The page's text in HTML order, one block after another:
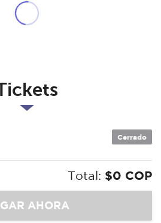
Cerrado
Total: $0 COP